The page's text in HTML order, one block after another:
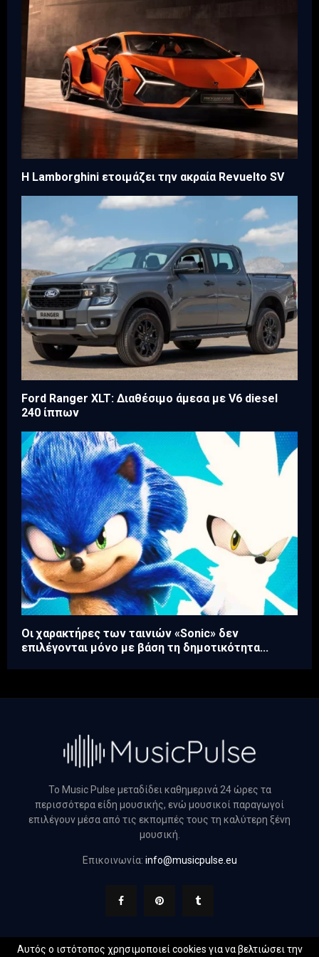
Η Lamborghini ετοιμάζει την ακραία Revuelto SV
Ford Ranger XLT: Διαθέσιμο άμεσα με V6 diesel
240 ίππων
Οι χαρακτήρες των ταινιών «Sonic» δεν
επιλέγονται μόνο με βάση τη δημοτικότητα...
Το Music Pulse μεταδίδει καθημερινά 24 ώρες τα
περισσότερα είδη μουσικής, ενώ μουσικοί παραγωγοί
επιλέγουν μέσα από τις εκπομπές τους τη καλύτερη ξένη
μουσική.
Επικοινωνία: info@musicpulse.eu
Αυτός ο ιστότοπος χρησιμοποιεί cookies για να βελτιώσει την